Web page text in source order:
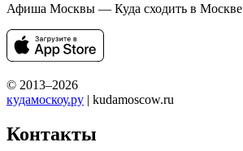
Афиша Москвы — Куда сходить в Москве
© 2013–2026
кудамоскоу.ру | kudamoscow.ru
Контакты